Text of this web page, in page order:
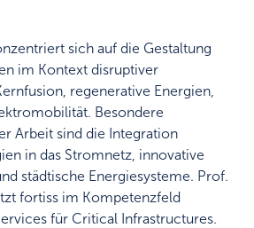
sich auf die Gestaltung
im Kontext disruptiver
regenerative Energien,
Besondere
Arbeit sind die Integration
in das Stromnetz, innovative
städtische Energiesysteme. Prof.
fortiss im Kompetenzfeld
für Critical Infrastructures.